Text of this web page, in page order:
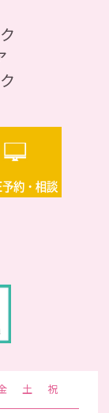
予約・相談
土 祝